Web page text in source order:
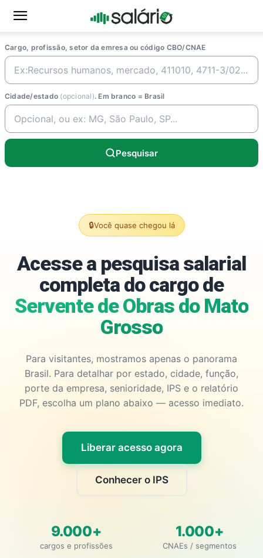
Cargo, profissão, setor da emresa ou código CBO/CNAE
Cidade/estado (opcional). Em branco = Brasil
Pesquisar
🔒Você quase chegou lá
Acesse a pesquisa salarial
completa do cargo de
Servente de Obras do Mato
Grosso
Para visitantes, mostramos apenas o panorama
Brasil. Para detalhar por estado, cidade, função,
porte da empresa, senioridade, IPS e o relatório
PDF, escolha um plano abaixo — acesso imediato.
Liberar acesso agora
Conhecer o IPS
9.000+
cargos e profissões
1.000+
CNAEs / segmentos